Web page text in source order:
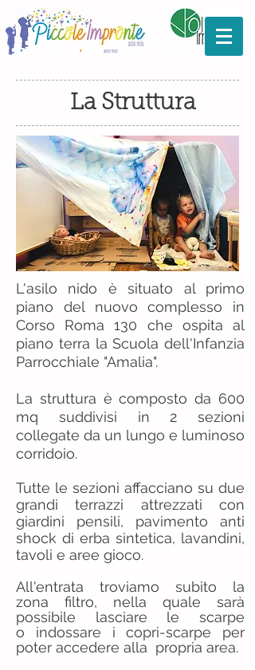
La Struttura
L'asilo nido è situato al primo
piano del nuovo complesso in
Corso Roma 130 che ospita al
piano terra la Scuola dell'Infanzia
Parrocchiale "Amalia".
La struttura è composto da 600
mq suddivisi in 2 sezioni
collegate da un lungo e luminoso
corridoio.
Tutte le sezioni affacciano su due
grandi terrazzi attrezzati con
giardini pensili, pavimento anti
shock di erba sintetica, lavandini,
tavoli e aree gioco.
All'entrata troviamo subito la
zona filtro, nella quale sarà
possibile lasciare le scarpe
o indossare i copri-scarpe per
poter accedere alla propria area.